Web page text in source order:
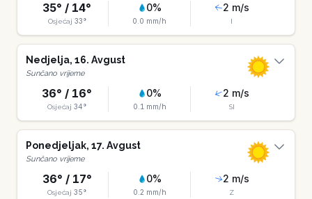
35° / 14°
Osjećaj 33°
0%
0.0 mm/h
2 m/s
I
Nedjelja, 16. Avgust
Sunčano vrijeme
36° / 16°
Osjećaj 34°
0%
0.1 mm/h
2 m/s
SI
Ponedjeljak, 17. Avgust
Sunčano vrijeme
36° / 17°
Osjećaj 35°
0%
0.2 mm/h
2 m/s
Z